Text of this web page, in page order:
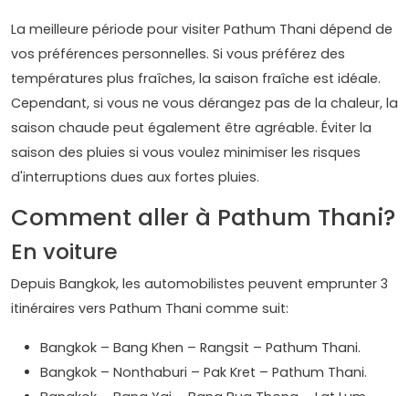
La meilleure période pour visiter Pathum Thani dépend de
vos préférences personnelles. Si vous préférez des
températures plus fraîches, la saison fraîche est idéale.
Cependant, si vous ne vous dérangez pas de la chaleur, la
saison chaude peut également être agréable. Éviter la
saison des pluies si vous voulez minimiser les risques
d'interruptions dues aux fortes pluies.
Comment aller à Pathum Thani?
En voiture
Depuis Bangkok, les automobilistes peuvent emprunter 3
itinéraires vers Pathum Thani comme suit:
Bangkok – Bang Khen – Rangsit – Pathum Thani.
Bangkok – Nonthaburi – Pak Kret – Pathum Thani.